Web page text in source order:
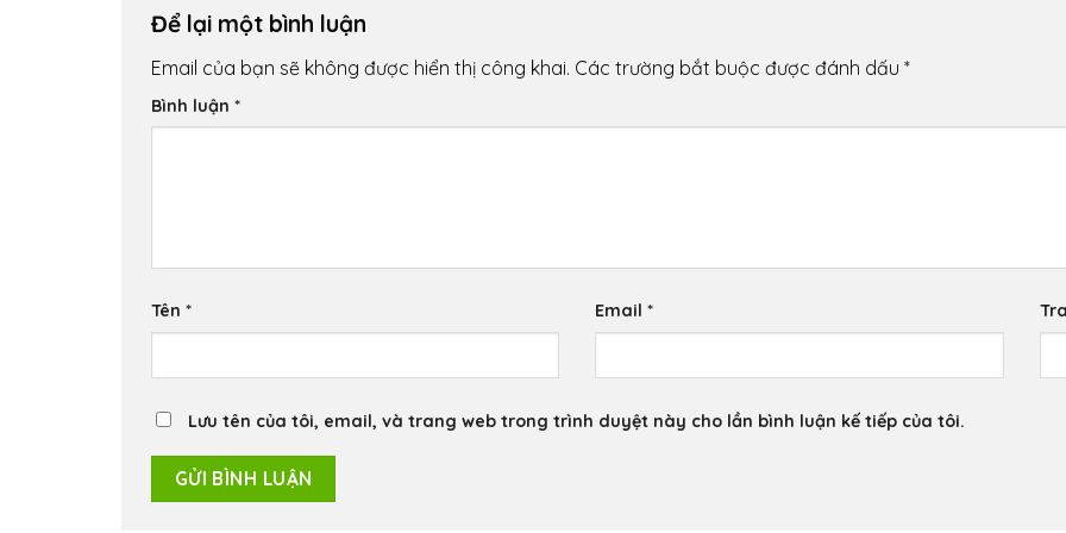
Để lại một bình luận
Email của bạn sẽ không được hiển thị công khai. Các trường bắt buộc được đánh dấu *
Bình luận *
Tên * Email*
Lưu tên của tôi, email, và trang web trong trình duyệt này cho lần bình luận kế tiếp của tôi.